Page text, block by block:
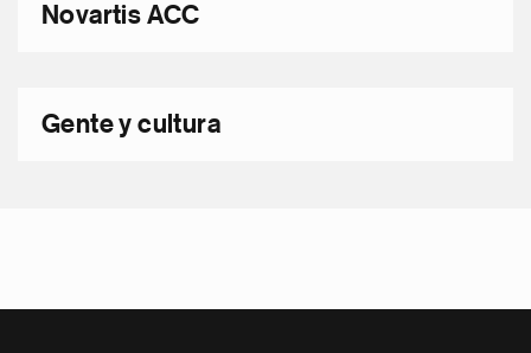
Novartis ACC
Gente y cultura